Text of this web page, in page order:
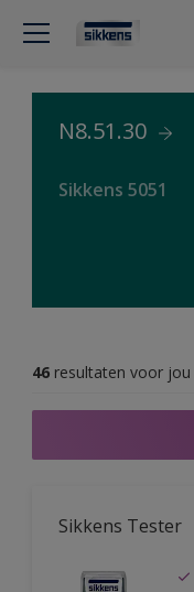
N8.51.30
Sikkens 5051
46 resultaten voor jou
Sikkens Tester